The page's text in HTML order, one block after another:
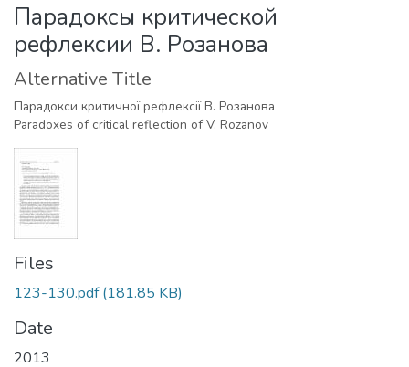
Statistics
Парадоксы критической
рефлексии В. Розанова
Alternative Title
Парадокси критичної рефлексії В. Розанова
Paradoxes of critical reflection of V. Rozanov
Files
123-130.pdf(181.85 KB)
Date
2013